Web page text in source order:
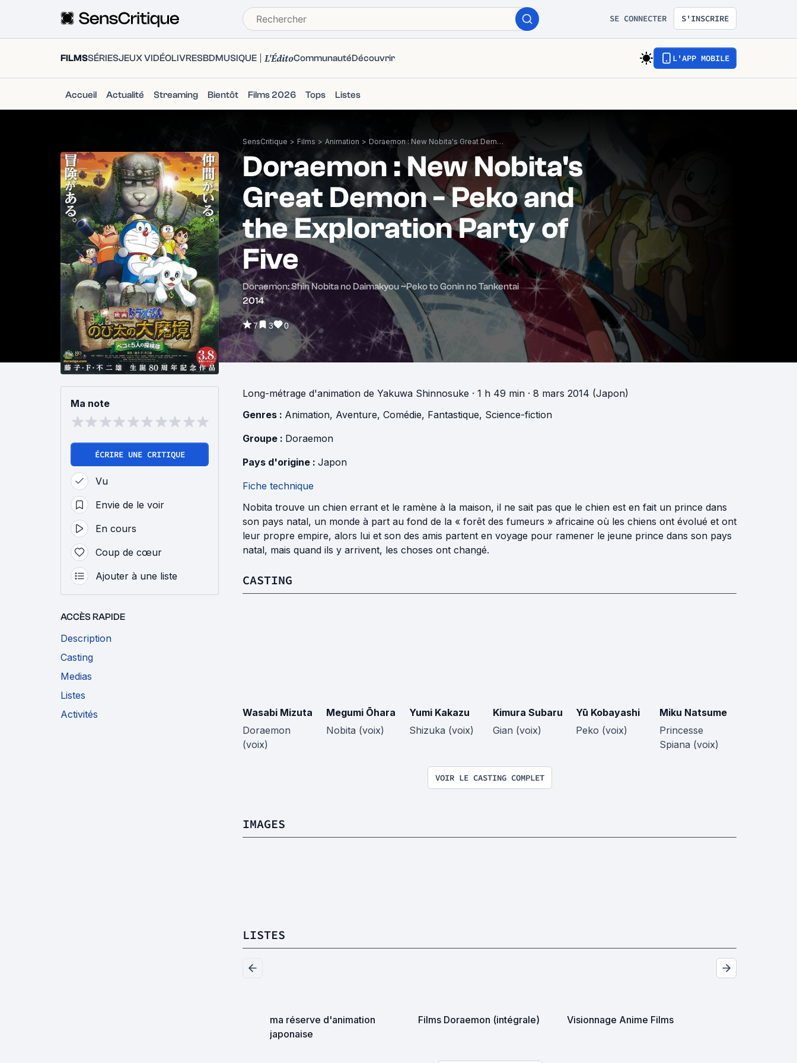
SE CONNECTER S'INSCRIRE
FILMSSÉRIESJEUX VIDÉOLIVRESBDMUSIQUE L'ÉditoCommunautéDécouvrir L'APP MOBILE
Accueil Actualité Streaming Bientôt Films 2026 Tops Listes
SensCritique > Films > Animation > Doraemon : New Nobita's Great Demon - Peko and the Exploration Party of Five
Doraemon : New Nobita's
Great Demon - Peko and
the Exploration Party of
Five
Doraemon: Shin Nobita no Daimakyou ~Peko to Gonin no Tankentai
2014
7 3 0
Ma note
ÉCRIRE UNE CRITIQUE
Vu
Envie de le voir
En cours
Coup de cœur
Ajouter à une liste
ACCÈS RAPIDE
Description
Casting
Medias
Listes
Activités
Long-métrage d'animation de Yakuwa Shinnosuke · 1 h 49 min · 8 mars 2014 (Japon)
Genres : Animation, Aventure, Comédie, Fantastique, Science-fiction
Groupe : Doraemon
Pays d'origine : Japon
Fiche technique
Nobita trouve un chien errant et le ramène à la maison, il ne sait pas que le chien est en fait un prince dans
son pays natal, un monde à part au fond de la « forêt des fumeurs » africaine où les chiens ont évolué et ont
leur propre empire, alors lui et son des amis partent en voyage pour ramener le jeune prince dans son pays
natal, mais quand ils y arrivent, les choses ont changé.
CASTING
Wasabi Mizuta
Doraemon
(voix)
Megumi Ōhara
Nobita (voix)
Yumi Kakazu
Shizuka (voix)
Kimura Subaru
Gian (voix)
Yū Kobayashi
Peko (voix)
Miku Natsume
Princesse
Spiana (voix)
VOIR LE CASTING COMPLET
IMAGES
LISTES
ma réserve d'animation
japonaise
Films Doraemon (intégrale) Visionnage Anime Films